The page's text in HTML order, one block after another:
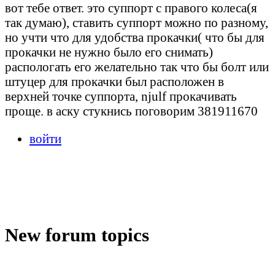
вот тебе ответ. это суппорт с правого колеса(я
так думаю), ставить суппорт можно по разному,
но учти что для удобства прокачки( что бы для
прокачки не нужно было его снимать)
распологать его желательно так что бы болт или
штуцер для прокачки был расположен в
верхней точке суппорта, njulf прокачивать
проще. в аску стукнись поговорим 381911670
войти
New forum topics